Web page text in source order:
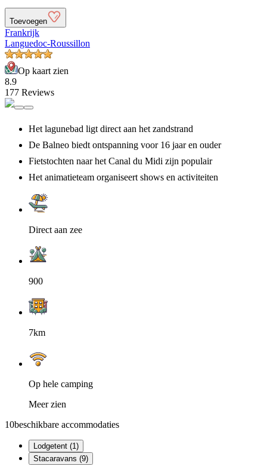
Toevoegen
Frankrijk
Languedoc-Roussillon
Op kaart zien
8.9
177 Reviews
Het lagunebad ligt direct aan het zandstrand
De Balneo biedt ontspanning voor 16 jaar en ouder
Fietstochten naar het Canal du Midi zijn populair
Het animatieteam organiseert shows en activiteiten
Direct aan zee
900
7km
Op hele camping
Meer zien
10beschikbare accommodaties
Lodgetent (1)
Stacaravans (9)